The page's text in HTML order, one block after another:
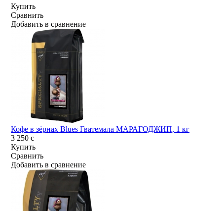
Купить
Сравнить
Добавить в сравнение
Кофе в зёрнах Blues Гватемала МАРАГОДЖИП, 1 кг
3 250c
Купить
Сравнить
Добавить в сравнение